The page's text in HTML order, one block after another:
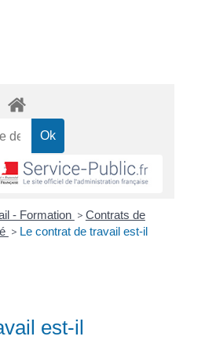
- Formation > Contrats de
> Le contrat de travail est-il
est-il